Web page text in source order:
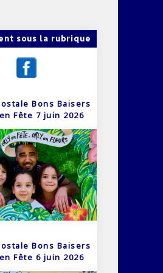
sous la rubrique
Bons Baisers
Fête 7 juin 2026
Bons Baisers
Fête 6 juin 2026